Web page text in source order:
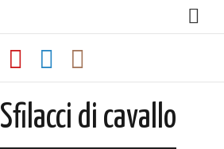
Sfilacci di cavallo